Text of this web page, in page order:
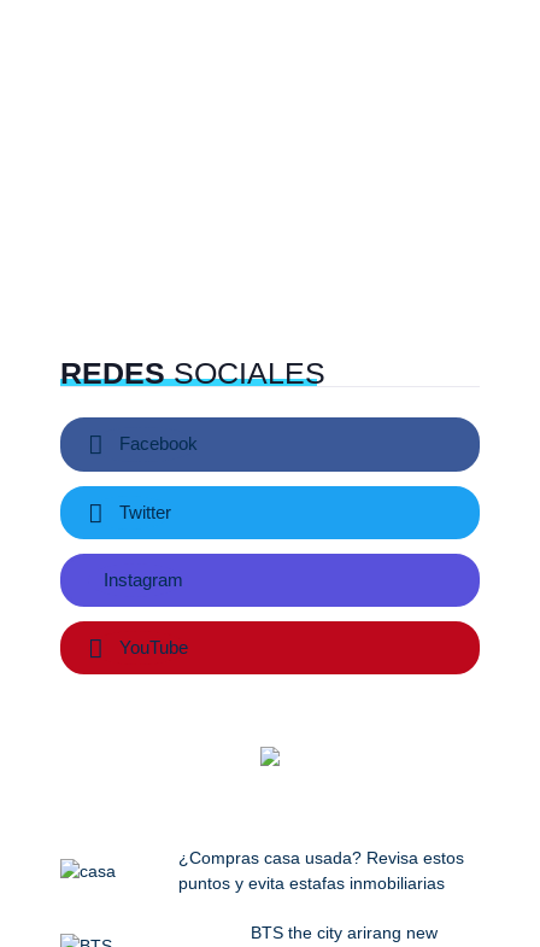
REDESSOCIALES
Facebook
Twitter
Instagram
YouTube
¿Compras casa usada? Revisa estos
puntos y evita estafas inmobiliarias
BTS the city arirang new